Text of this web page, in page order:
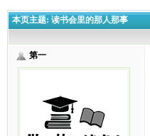
本页主题: 读书会里的那人那事
第一